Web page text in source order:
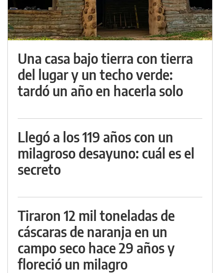
Una casa bajo tierra con tierra
del lugar y un techo verde:
tardó un año en hacerla solo
Llegó a los 119 años con un
milagroso desayuno: cuál es el
secreto
Tiraron 12 mil toneladas de
cáscaras de naranja en un
campo seco hace 29 años y
floreció un milagro